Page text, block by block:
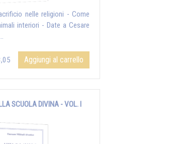
nelle religioni - Come
interiori - Date a Cesare
Aggiungi al carrello
SCUOLA DIVINA - VOL. I